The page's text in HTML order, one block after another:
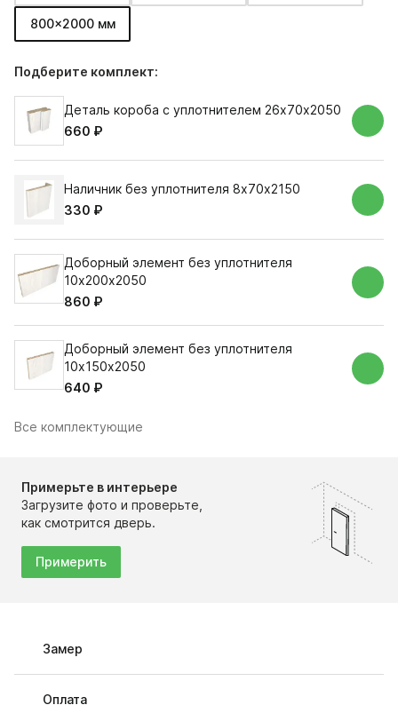
800x2000 мм
Подберите комплект:
Деталь короба с уплотнителем 26х70х2050
660 ₽
Наличник без уплотнителя 8х70х2150
330 ₽
Доборный элемент без уплотнителя
10х200х2050
860 ₽
Доборный элемент без уплотнителя
10х150х2050
640 ₽
Все комплектующие
Примерьте в интерьере
Загрузите фото и проверьте,
как смотрится дверь.
Примерить
Замер
Оплата